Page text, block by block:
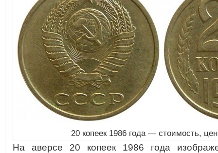
20 копеек 1986 года — стоимость,
На аверсе 20 копеек 1986 года